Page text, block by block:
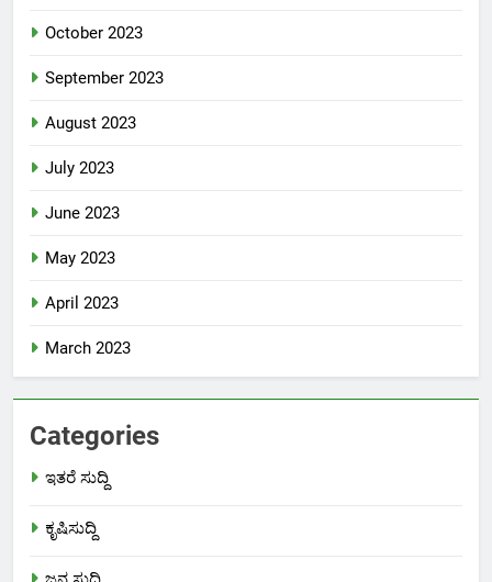
October 2023
September 2023
August 2023
July 2023
June 2023
May 2023
April 2023
March 2023
Categories
ಇತರೆ ಸುದ್ದಿ
ಕೃಷಿಸುದ್ದಿ